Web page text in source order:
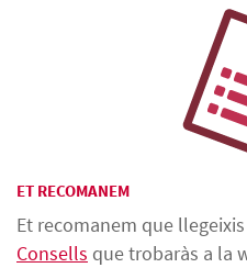
ET RECOMANEM
Et recomanem que
Consells que trobaràs a la